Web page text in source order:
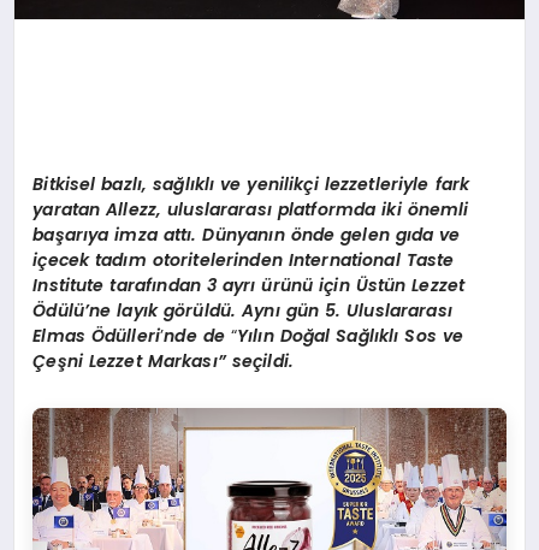
Bitkisel bazlı, sağlıklı ve yenilikçi lezzetleriyle fark
yaratan Allezz, uluslararası platformda iki önemli
başarıya imza attı. Dünyanın önde gelen gıda ve
içecek tadım otoritelerinden International Taste
Institutetarafından 3 ayrı ürünü için Üstün Lezzet
Ödülü’ne layık görüldü. Aynı gün 5. Uluslararası
Elmas Ödülleri’nde de “Yılın Doğal Sağlıklı Sos ve
Çeşni Lezzet Markası” seçildi.